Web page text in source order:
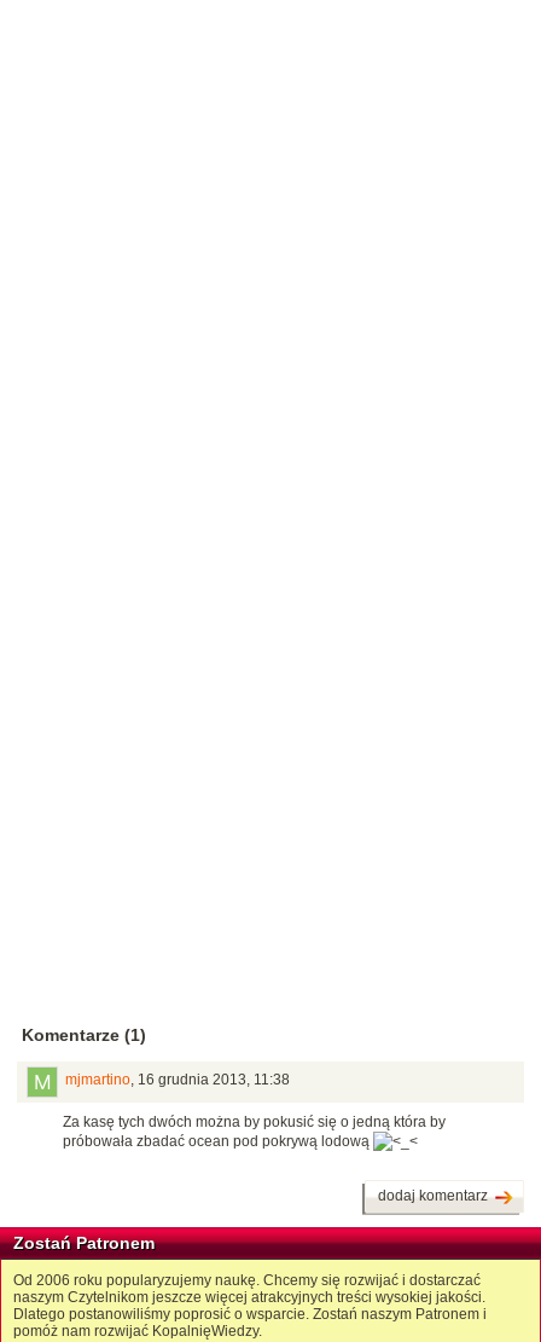
Komentarze (1)
mjmartino, 16 grudnia 2013, 11:38
Za kasę tych dwóch można by pokusić się o jedną która by
próbowała zbadać ocean pod pokrywą lodową
dodaj komentarz
Zostań Patronem
Od 2006 roku popularyzujemy naukę. Chcemy się rozwijać i dostarczać
naszym Czytelnikom jeszcze więcej atrakcyjnych treści wysokiej jakości.
Dlatego postanowiliśmy poprosić o wsparcie. Zostań naszym Patronem i
pomóż nam rozwijać KopalnięWiedzy.